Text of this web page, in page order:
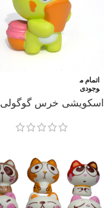
اتمام م
وجودی
اسکویشی خرس گوگولی